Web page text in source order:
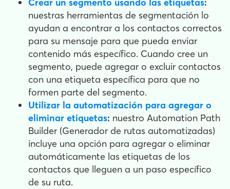
Crear un segmento usando las etiquetas:
nuestras herramientas de segmentación lo
ayudan a encontrar a los contactos correctos
para su mensaje para que pueda enviar
contenido más específico. Cuando cree un
segmento, puede agregar o excluir contactos
con una etiqueta específica para que no
formen parte del segmento.
Utilizar la automatización para agregar o
eliminar etiquetas: nuestro Automation Path
Builder (Generador de rutas automatizadas)
incluye una opción para agregar o eliminar
automáticamente las etiquetas de los
contactos que lleguen a un paso específico
de su ruta.